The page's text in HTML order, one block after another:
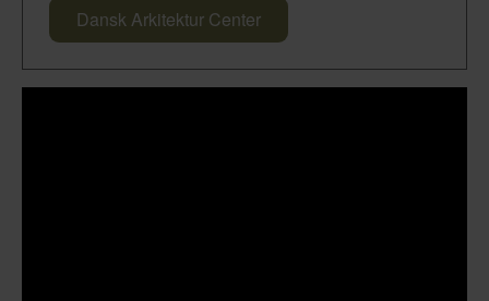
Dansk Arkitektur Center